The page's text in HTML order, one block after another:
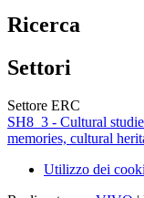
Ricerca
Settori
Settore ERC
SH8_3 - Cultural
memories, cultural
Utilizzo dei